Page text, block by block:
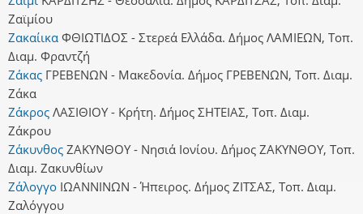
Ζαϊμίου
Ζακαίικα ΦΘΙΩΤΙΔΟΣ - Στερεά Ελλάδα. Δήμος ΛΑΜΙΕΩΝ, Τοπ.
Διαμ. Φραντζή
Ζάκας ΓΡΕΒΕΝΩΝ - Μακεδονία. Δήμος ΓΡΕΒΕΝΩΝ, Τοπ. Διαμ.
Ζάκα
Ζάκρος ΛΑΣΙΘΙΟΥ - Κρήτη. Δήμος ΣΗΤΕΙΑΣ, Τοπ. Διαμ.
Ζάκρου
Ζάκυνθος ΖΑΚΥΝΘΟΥ - Νησιά Ιονίου. Δήμος ΖΑΚΥΝΘΟΥ, Τοπ.
Διαμ. Ζακυνθίων
Ζάλογγο ΙΩΑΝΝΙΝΩΝ - Ήπειρος. Δήμος ΖΙΤΣΑΣ, Τοπ. Διαμ.
Ζαλόγγου